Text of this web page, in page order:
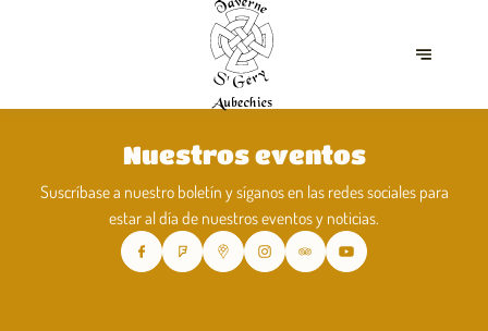
Nuestros eventos
Suscríbase a nuestro boletín y síganos en las redes sociales para
estar al día de nuestros eventos y noticias.